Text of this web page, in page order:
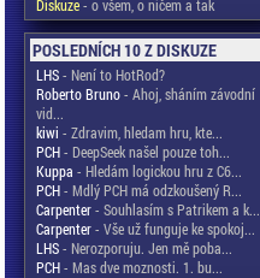
Diskuze- o všem, o ničem a tak
POSLEDNÍCH 10 Z DISKUZE
LHS- Není to HotRod?
Roberto Bruno- Ahoj, sháním závodní
vid...
kiwi - Zdravim, hledam hru, kte...
PCH- DeepSeek našel pouze toh...
Kuppa - Hledám logickou hru z C6...
PCH- Mdlý PCH má odzkoušený R...
Carpenter- Souhlasím s Patrikem a k...
Carpenter- Vše už funguje ke spokoj...
LHS- Nerozporuju. Jen mě poba...
PCH- Mas dve moznosti. 1. bu...